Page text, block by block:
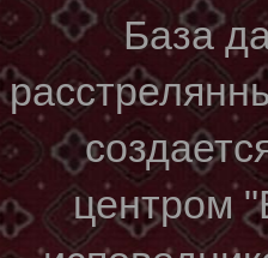
База
центром